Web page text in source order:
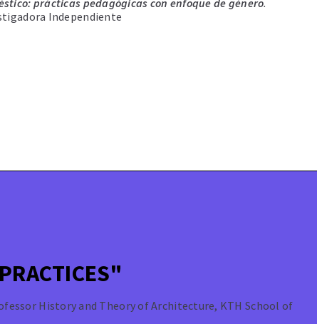
Independiente
History and Theory of Architecture, KTH School of